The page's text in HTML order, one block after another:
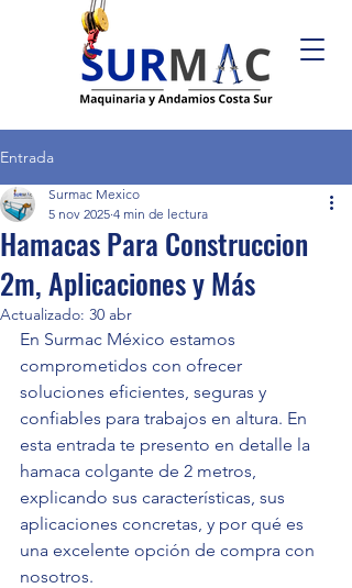
Entrada
Hamacas Para Construccion
2m, Aplicaciones y Más
Surmac Mexico
5 nov 2025 4 min de lectura
Actualizado: 30 abr
En Surmac México estamos
comprometidos con ofrecer
soluciones eficientes, seguras y
confiables para trabajos en altura. En
esta entrada te presento en detalle la
hamaca colgante de 2 metros,
explicando sus características, sus
aplicaciones concretas, y por qué es
una excelente opción de compra con
nosotros.